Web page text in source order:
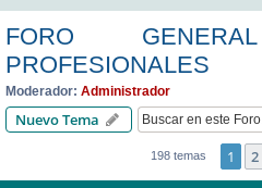
FORO
PROFESIONALES
Moderador: Administrador
Nuevo Tema
198 temas 1 2